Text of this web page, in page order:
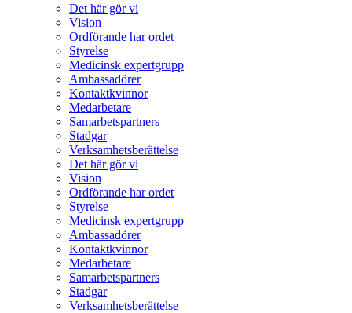
Det här gör vi
Vision
Ordförande har ordet
Styrelse
Medicinsk expertgrupp
Ambassadörer
Kontaktkvinnor
Medarbetare
Samarbetspartners
Stadgar
Verksamhetsberättelse
Det här gör vi
Vision
Ordförande har ordet
Styrelse
Medicinsk expertgrupp
Ambassadörer
Kontaktkvinnor
Medarbetare
Samarbetspartners
Stadgar
Verksamhetsberättelse